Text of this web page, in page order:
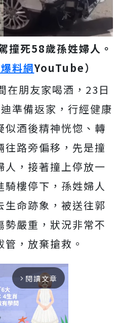
死58歲孫姓婦人。
料網YouTube）
在朋友家喝酒，23日
準備返家，行經健康
似酒後精神恍惚、轉
往路旁偏移，先是撞
人，接著撞上停放一
騎樓停下，孫姓婦人
生命跡象，被送往郭
嚴重，狀況非常不
，放棄搶救。
arrow_forward_ios 閱讀文章